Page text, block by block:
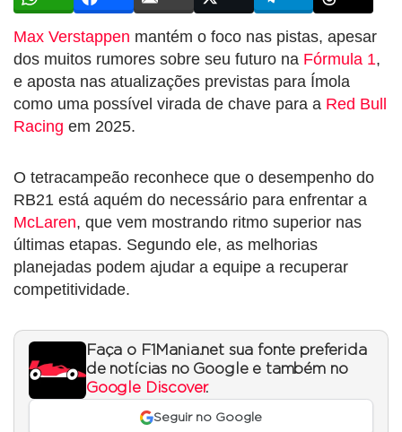
Max Verstappen mantém o foco nas pistas, apesar
dos muitos rumores sobre seu futuro na Fórmula 1,
e aposta nas atualizações previstas para Ímola
como uma possível virada de chave para a Red Bull
Racing em 2025.
O tetracampeão reconhece que o desempenho do
RB21 está aquém do necessário para enfrentar a
McLaren, que vem mostrando ritmo superior nas
últimas etapas. Segundo ele, as melhorias
planejadas podem ajudar a equipe a recuperar
competitividade.
Faça o F1Mania.net sua fonte preferida
de notícias no Google e também no
Google Discover.
Seguir no Google